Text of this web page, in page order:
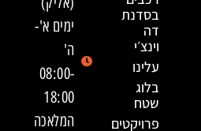
בסדנת
דה
וינצ׳י
עלינו
בלוג
שטח
פרויקטים
ימים א'-
ה'
08:00-
18:00
המלאכה